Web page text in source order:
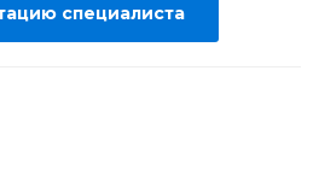
специалиста